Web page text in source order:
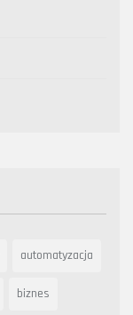
automatyzacja
biznes